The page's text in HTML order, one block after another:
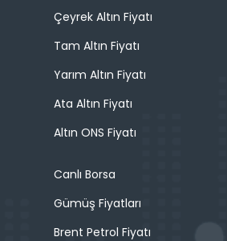
Çeyrek Altın Fiyatı
Tam Altın Fiyatı
Yarım Altın Fiyatı
Ata Altın Fiyatı
Altın ONS Fiyatı
Canlı Borsa
Gümüş Fiyatları
Brent Petrol Fiyatı